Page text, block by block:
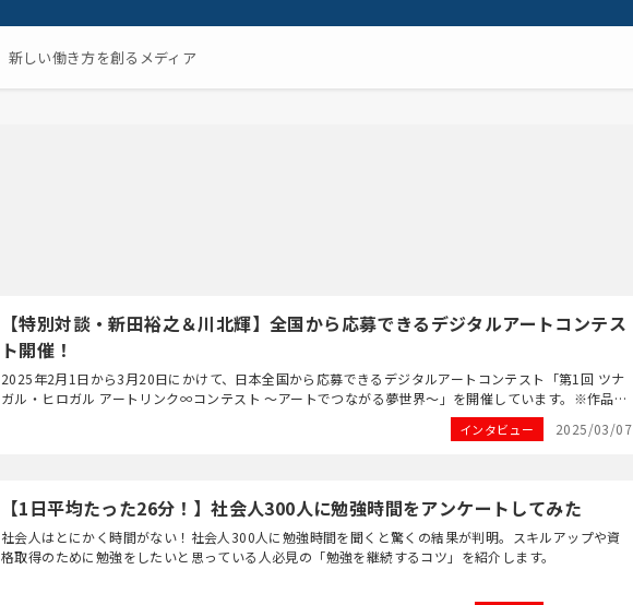
新しい働き方を創るメディア
【特別対談・新田裕之＆川北輝】全国から応募できるデジタルアートコンテス
ト開催！
2025年2月1日から3月20日にかけて、日本全国から応募できるデジタルアートコンテスト「第1回 ツナ
ガル・ヒロガル アートリンク∞コンテスト 〜アートでつながる夢世界〜」を開催しています。※作品の
2025/03/07
インタビュー
【1日平均たった26分！】社会人300人に勉強時間をアンケートしてみた
社会人はとにかく時間がない！社会人300人に勉強時間を聞くと驚くの結果が判明。スキルアップや資
格取得のために勉強をしたいと思っている人必見の「勉強を継続するコツ」を紹介します。